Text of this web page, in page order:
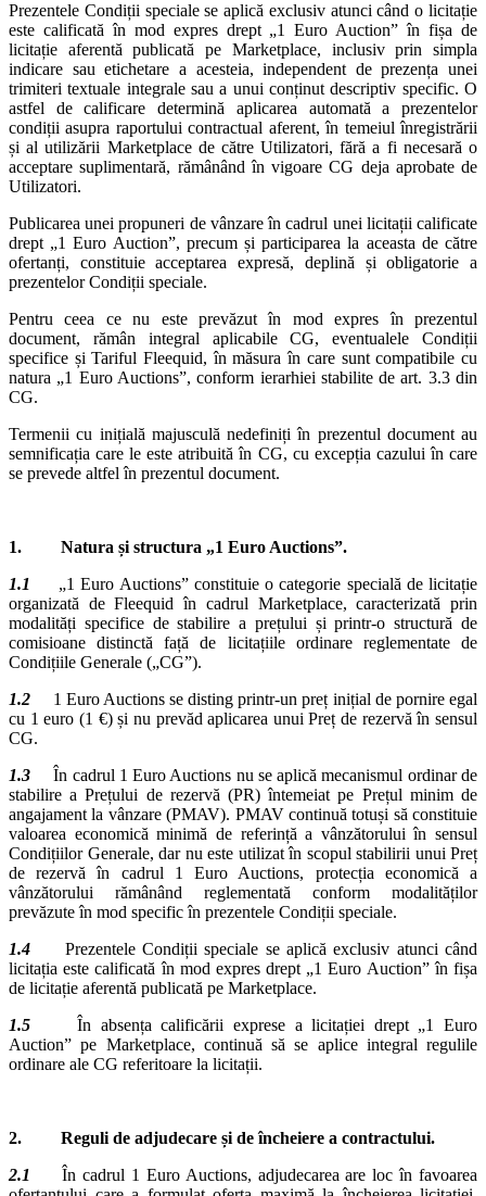
Prezentele Condiții speciale se aplică exclusiv atunci când o licitație
este calificată în mod expres drept „1 Euro Auction” în fișa de
licitație aferentă publicată pe Marketplace, inclusiv prin simpla
indicare sau etichetare a acesteia, independent de prezența unei
trimiteri textuale integrale sau a unui conținut descriptiv specific. O
astfel de calificare determină aplicarea automată a prezentelor
condiții asupra raportului contractual aferent, în temeiul înregistrării
și al utilizării Marketplace de către Utilizatori, fără a fi necesară o
acceptare suplimentară, rămânând în vigoare CG deja aprobate de
Utilizatori.
Publicarea unei propuneri de vânzare în cadrul unei licitații calificate
drept „1 Euro Auction”, precum și participarea la aceasta de către
ofertanți, constituie acceptarea expresă, deplină și obligatorie a
prezentelor Condiții speciale.
Pentru ceea ce nu este prevăzut în mod expres în prezentul
document, rămân integral aplicabile CG, eventualele Condiții
specifice și Tariful Fleequid, în măsura în care sunt compatibile cu
natura „1 Euro Auctions”, conform ierarhiei stabilite de art. 3.3 din
CG.
Termenii cu inițială majusculă nedefiniți în prezentul document au
semnificația care le este atribuită în CG, cu excepția cazului în care
se prevede altfel în prezentul document.
1. Natura și structura „1 Euro Auctions”.
1.1
„1 Euro Auctions” constituie o categorie specială de licitație
organizată de Fleequid în cadrul Marketplace, caracterizată prin
modalități specifice de stabilire a prețului și printr-o structură de
comisioane distinctă față de licitațiile ordinare reglementate de
Condițiile Generale („CG”).
1.2
1 Euro Auctions se disting printr-un preț inițial de pornire egal
cu 1 euro (1 €) și nu prevăd aplicarea unui Preț de rezervă în sensul
CG.
1.3
În cadrul 1 Euro Auctions nu se aplică mecanismul ordinar de
stabilire a Prețului de rezervă (PR) întemeiat pe Prețul minim de
angajament la vânzare (PMAV). PMAV continuă totuși să constituie
valoarea economică minimă de referință a vânzătorului în sensul
Condițiilor Generale, dar nu este utilizat în scopul stabilirii unui Preț
de rezervă în cadrul 1 Euro Auctions, protecția economică a
vânzătorului rămânând reglementată conform modalităților
prevăzute în mod specific în prezentele Condiții speciale.
1.4
Prezentele Condiții speciale se aplică exclusiv atunci când
licitația este calificată în mod expres drept „1 Euro Auction” în fișa
de licitație aferentă publicată pe Marketplace.
1.5
În absența calificării exprese a licitației drept „1 Euro
Auction” pe Marketplace, continuă să se aplice integral regulile
ordinare ale CG referitoare la licitații.
2. Reguli de adjudecare și de încheiere a contractului.
2.1
În cadrul 1 Euro Auctions, adjudecarea are loc în favoarea